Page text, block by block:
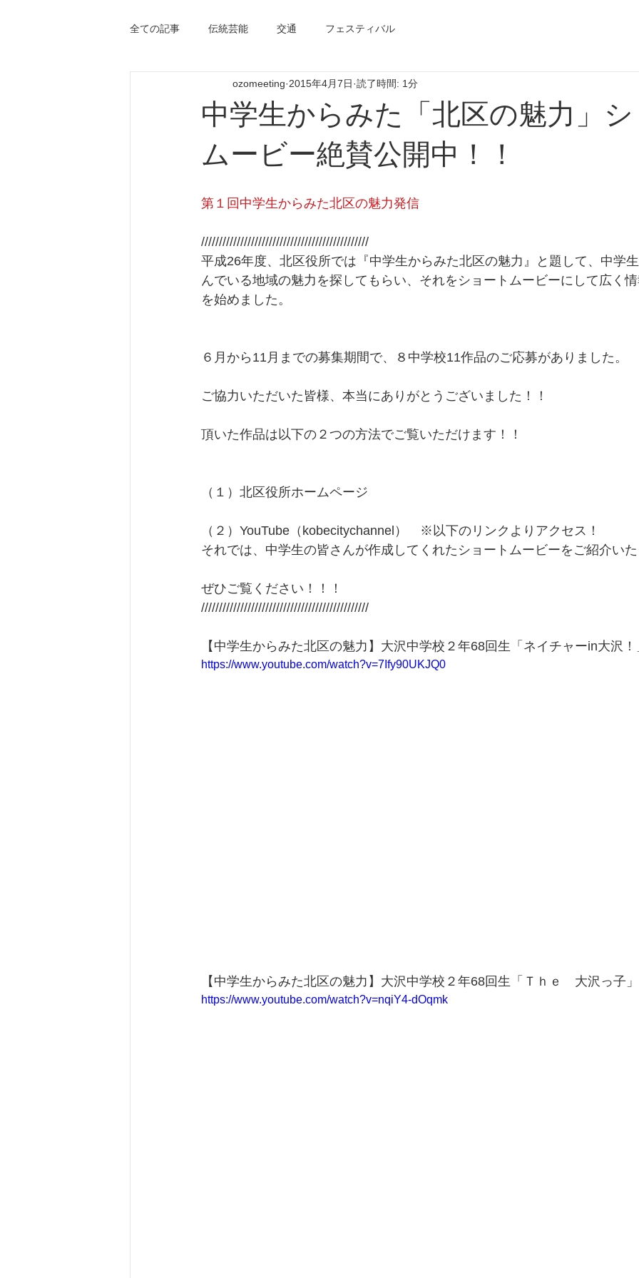
全ての記事 伝統芸能 交通 フェスティバル
中学生からみた「北区の魅力」
ムービー絶賛公開中！！
ozomeeting 2015年4月7日 読了時間: 1分
第１回中学生からみた北区の魅力発信
///////////////////////////////////////////////
平成26年度、北区役所では『中学生からみた北区の魅力』と題して、中学
んでいる地域の魅力を探してもらい、それをショートムービーにして広く
を始めました。
６月から11月までの募集期間で、８中学校11作品のご応募がありました。
ご協力いただいた皆様、本当にありがとうございました！！
頂いた作品は以下の２つの方法でご覧いただけます！！
（１）北区役所ホームページ
（２）YouTube（kobecitychannel）　※以下のリンクよりアクセス！
それでは、中学生の皆さんが作成してくれたショートムービーをご紹介い
ぜひご覧ください！！！
///////////////////////////////////////////////
【中学生からみた北区の魅力】大沢中学校２年68回生「ネイチャーin大沢
https://www.youtube.com/watch?v=7Ify90UKJQ0
【中学生からみた北区の魅力】大沢中学校２年68回生「Ｔｈｅ　大沢っ子
https://www.youtube.com/watch?v=nqiY4-dOqmk